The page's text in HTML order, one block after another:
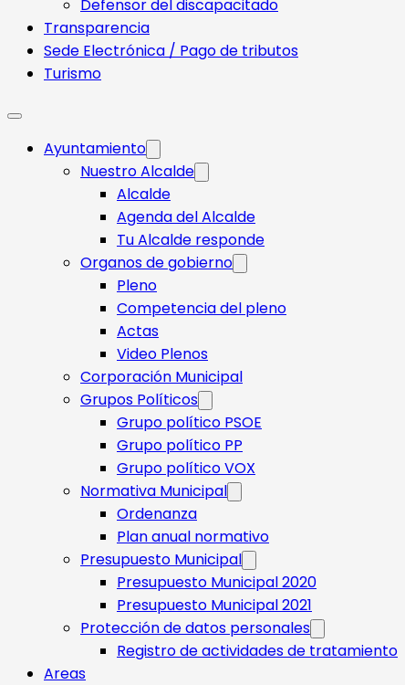
Defensor del discapacitado
Transparencia
Sede Electrónica / Pago de tributos
Turismo
Ayuntamiento
Nuestro Alcalde
Alcalde
Agenda del Alcalde
Tu Alcalde responde​
Organos de gobierno
Pleno
Competencia del pleno
Actas
Video Plenos
Corporación Municipal
Grupos Políticos
Grupo político PSOE
Grupo político PP
Grupo político VOX
Normativa Municipal
Ordenanza
Plan anual normativo
Presupuesto Municipal
Presupuesto Municipal 2020
Presupuesto Municipal 2021
Protección de datos personales
Registro de actividades de tratamiento
Areas